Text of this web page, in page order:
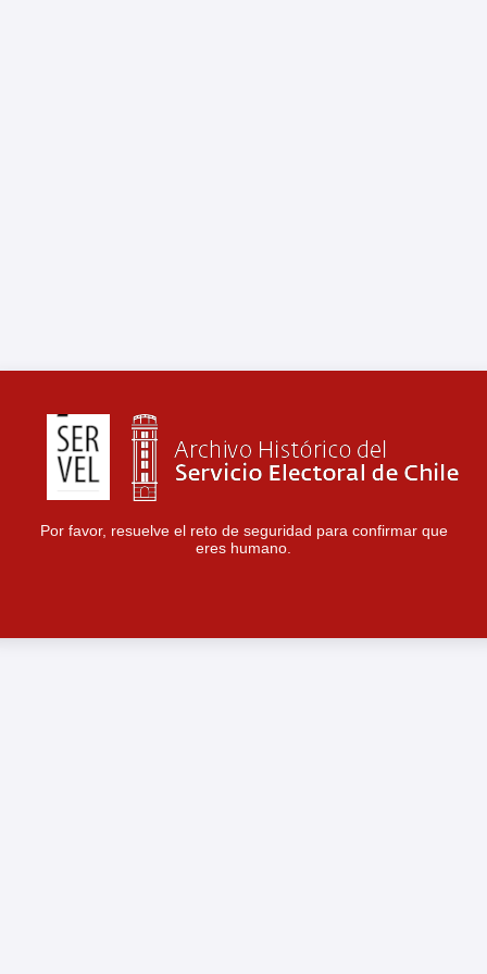
Por favor, resuelve el reto de seguridad para confirmar que
eres humano.